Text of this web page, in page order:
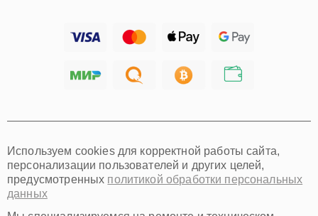
Хабаровск
Омск
Красноярск
Пермь
Ульяновск
Используем cookies для корректной работы сайта,
персонализации пользователей и других целей,
предусмотренных политикой обработки персональных
данных